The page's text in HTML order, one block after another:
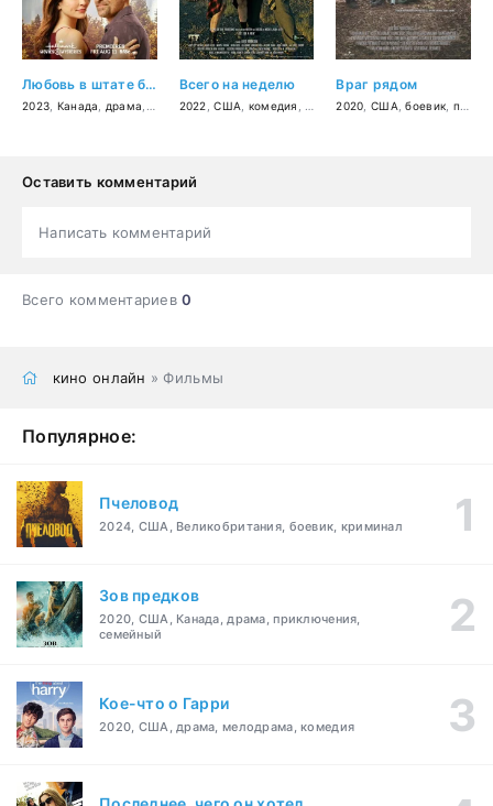
Любовь в штате бескрайнего неба: свадебный путь
2023 Канада драма мелодрама
Всего на неделю
2022 ,США комедия приключения
Враг рядом
2020 США ,боевик приключения
Оставить комментарий
Написать комментарий
Всего комментариев0
кино онлайн » Фильмы
Популярное:
Пчеловод
2024, США, Великобритания, боевик, криминал
Зов предков
2020, США, Канада, драма, приключения,
семейный
Кое-что о Гарри
2020, США, драма, мелодрама, комедия